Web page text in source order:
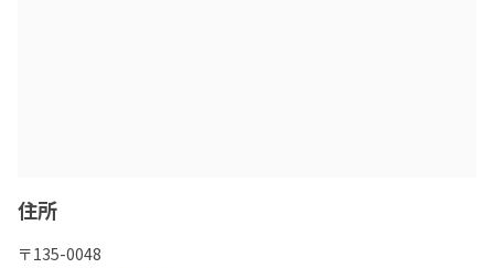
住所
〒135-0048